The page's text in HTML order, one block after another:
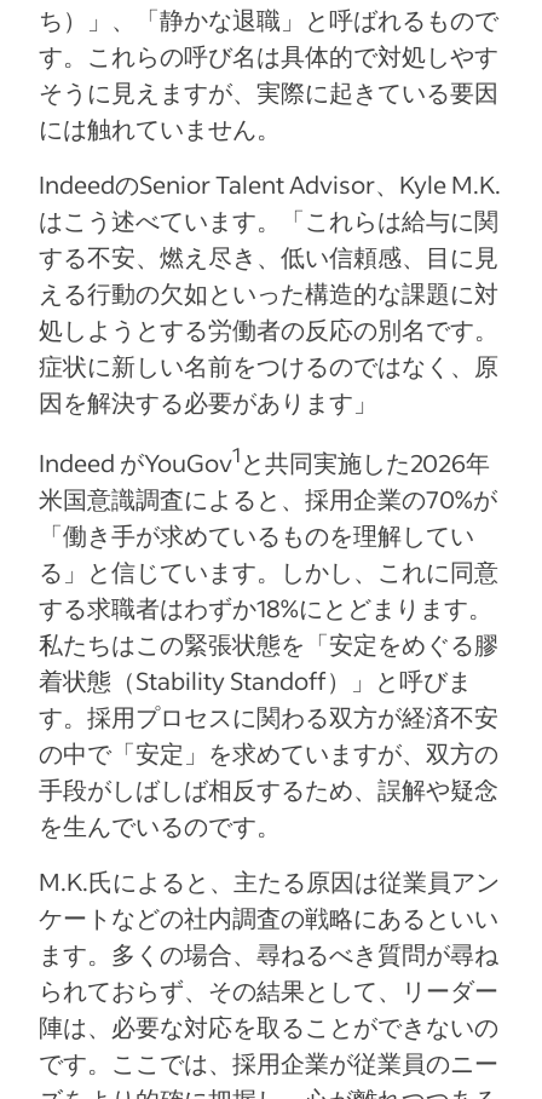
ち）」、「静かな退職」と呼ばれるもので
す。これらの呼び名は具体的で対処しやす
そうに見えますが、実際に起きている要因
には触れていません。
IndeedのSenior Talent Advisor、Kyle M.K.
はこう述べています。「これらは給与に関
する不安、燃え尽き、低い信頼感、目に見
える行動の欠如といった構造的な課題に対
処しようとする労働者の反応の別名です。
症状に新しい名前をつけるのではなく、原
因を解決する必要があります」
Indeed がYouGov1と共同実施した2026年
米国意識調査によると、採用企業の70%が
「働き手が求めているものを理解してい
る」と信じています。しかし、これに同意
する求職者はわずか18%にとどまります。
私たちはこの緊張状態を「安定をめぐる膠
着状態（Stability Standoff）」と呼びま
す。採用プロセスに関わる双方が経済不安
の中で「安定」を求めていますが、双方の
手段がしばしば相反するため、誤解や疑念
を生んでいるのです。
M.K.氏によると、主たる原因は従業員アン
ケートなどの社内調査の戦略にあるといい
ます。多くの場合、尋ねるべき質問が尋ね
られておらず、その結果として、リーダー
陣は、必要な対応を取ることができないの
です。ここでは、採用企業が従業員のニー